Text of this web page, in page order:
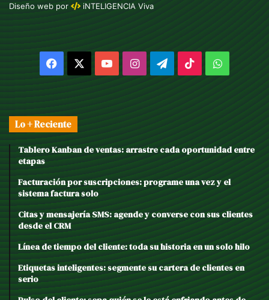
Diseño web por iNTELIGENCIA Viva
Facebook YouTubeInstagramTelegram
TikTok
Lo + Reciente
Tablero Kanban de ventas: arrastre cada oportunidad entre
etapas
Facturación por suscripciones: programe una vez y el
sistema factura solo
Citas y mensajería SMS: agende y converse con sus clientes
desde el CRM
Línea de tiempo del cliente: toda su historia en un solo hilo
Etiquetas inteligentes: segmente su cartera de clientes en
serio